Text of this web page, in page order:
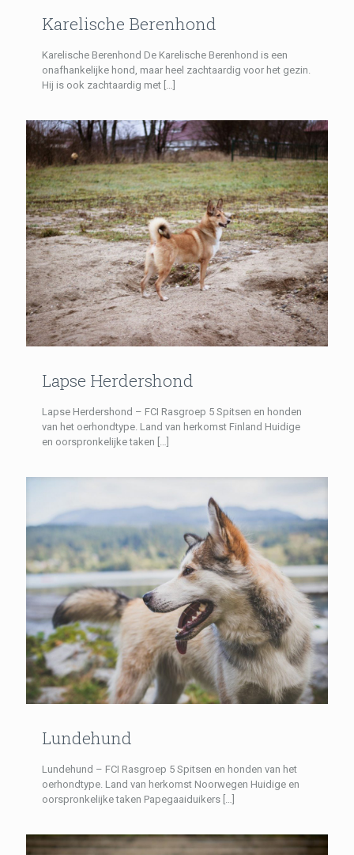
Karelische Berenhond
Karelische Berenhond De Karelische Berenhond is een
onafhankelijke hond, maar heel zachtaardig voor het gezin.
Hij is ook zachtaardig met […]
Lapse Herdershond
Lapse Herdershond – FCI Rasgroep 5 Spitsen en honden
van het oerhondtype. Land van herkomst Finland Huidige
en oorspronkelijke taken […]
Lundehund
Lundehund – FCI Rasgroep 5 Spitsen en honden van het
oerhondtype. Land van herkomst Noorwegen Huidige en
oorspronkelijke taken Papegaaiduikers […]